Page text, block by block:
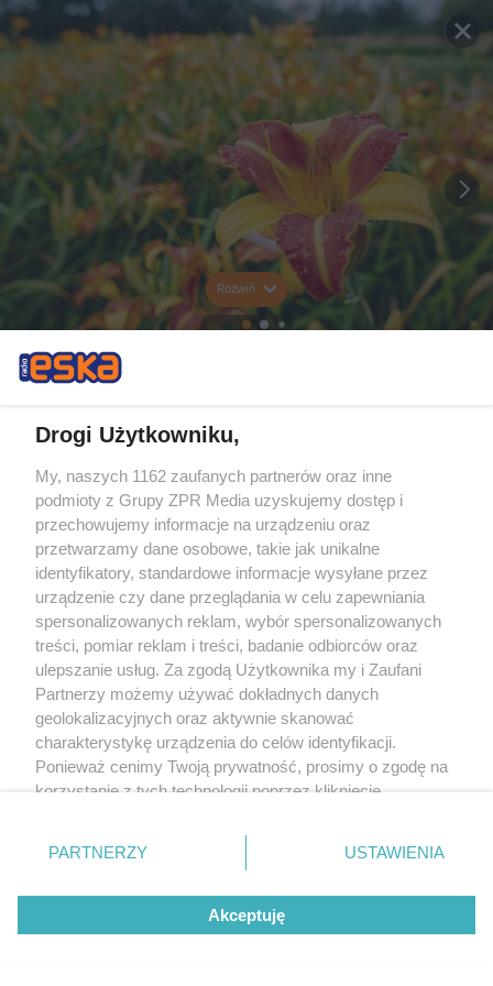
Rozwiń
Drogi Użytkowniku,
My, naszych 1162 zaufanych partnerów oraz inne
podmioty z Grupy ZPR Media uzyskujemy dostęp i
przechowujemy informacje na urządzeniu oraz
przetwarzamy dane osobowe, takie jak unikalne
identyfikatory, standardowe informacje wysyłane przez
urządzenie czy dane przeglądania w celu zapewniania
spersonalizowanych reklam, wybór spersonalizowanych
treści, pomiar reklam i treści, badanie odbiorców oraz
ulepszanie usług. Za zgodą Użytkownika my i Zaufani
Partnerzy możemy używać dokładnych danych
geolokalizacyjnych oraz aktywnie skanować
charakterystykę urządzenia do celów identyfikacji.
Ponieważ cenimy Twoją prywatność, prosimy o zgodę na
korzystanie z tych technologii poprzez kliknięcie
zmienić/wycofać klikając przycisk ustawień prywatności
znajdujący się w lewym dolnym rogu strony
rodzaje przetwarzania danych nie wymagają zgody
użytkownika, ale masz prawo sprzeciwić się takiemu
przetwarzaniu. Preferencje będą miały zastosowanie tylko
PARTNERZY USTAWIENIA
Akceptuję